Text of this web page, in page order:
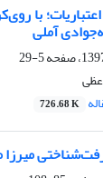
با
آملی
5-29
726.68 K